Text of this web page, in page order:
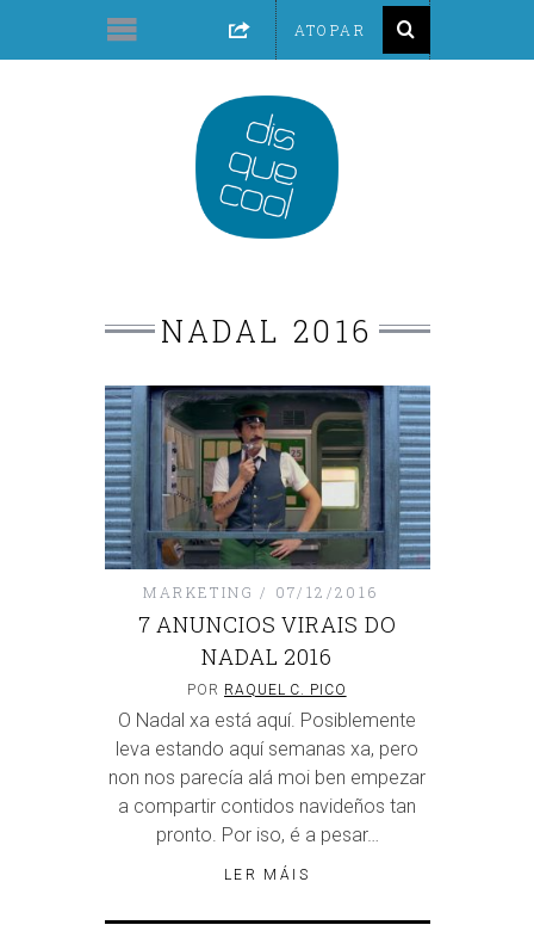
NADAL 2016
MARKETING 07/12/2016
7 ANUNCIOS VIRAIS DO
NADAL 2016
POR RAQUEL C. PICO
O Nadal xa está aquí. Posiblemente
leva estando aquí semanas xa, pero
non nos parecía alá moi ben empezar
a compartir contidos navideños tan
pronto. Por iso, é a pesar…
LER MÁIS